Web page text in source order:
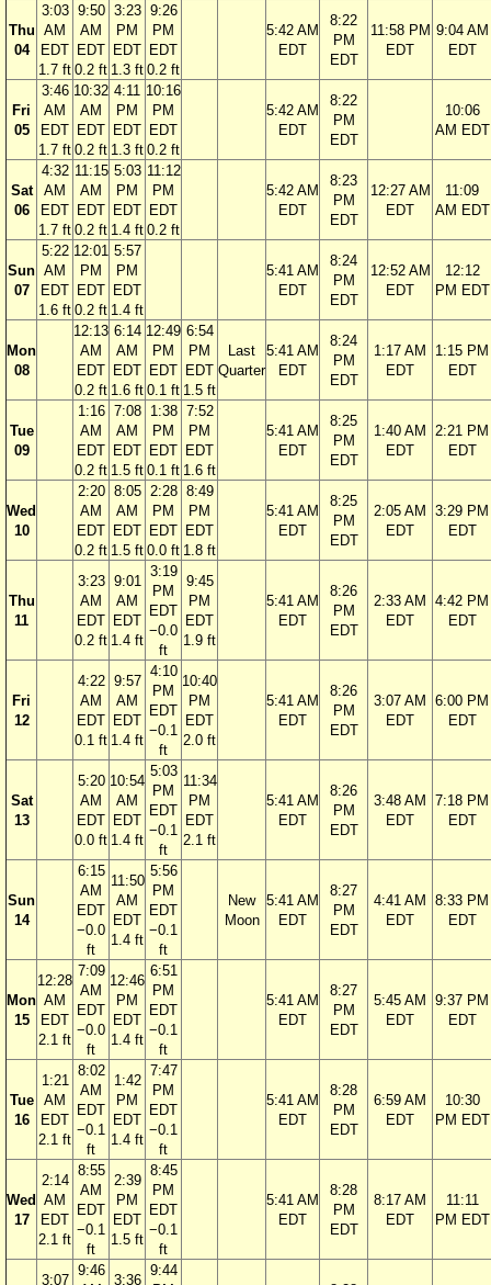
Thu
04
3:03
AM
EDT
1.7 ft
9:50
AM
EDT
0.2 ft
3:23
PM
EDT
1.3 ft
9:26
PM
EDT
0.2 ft
5:42 AM
EDT
8:22
PM
EDT
11:58 PM
EDT
9:04 AM
EDT
Fri
05
3:46
AM
EDT
1.7 ft
10:32
AM
EDT
0.2 ft
4:11
PM
EDT
1.3 ft
10:16
PM
EDT
0.2 ft
5:42 AM
EDT
8:22
PM
EDT
10:06
AM EDT
Sat
06
4:32
AM
EDT
1.7 ft
11:15
AM
EDT
0.2 ft
5:03
PM
EDT
1.4 ft
11:12
PM
EDT
0.2 ft
5:42 AM
EDT
8:23
PM
EDT
12:27 AM
EDT
11:09
AM EDT
Sun
07
5:22
AM
EDT
1.6 ft
12:01
PM
EDT
0.2 ft
5:57
PM
EDT
1.4 ft
5:41 AM
EDT
8:24
PM
EDT
12:52 AM
EDT
12:12
PM EDT
Mon
08
12:13
AM
EDT
0.2 ft
6:14
AM
EDT
1.6 ft
12:49
PM
EDT
0.1 ft
6:54
PM
EDT
1.5 ft
Last
Quarter
5:41 AM
EDT
8:24
PM
EDT
1:17 AM
EDT
1:15 PM
EDT
Tue
09
1:16
AM
EDT
0.2 ft
7:08
AM
EDT
1.5 ft
1:38
PM
EDT
0.1 ft
7:52
PM
EDT
1.6 ft
5:41 AM
EDT
8:25
PM
EDT
1:40 AM
EDT
2:21 PM
EDT
Wed
10
2:20
AM
EDT
0.2 ft
8:05
AM
EDT
1.5 ft
2:28
PM
EDT
0.0 ft
8:49
PM
EDT
1.8 ft
5:41 AM
EDT
8:25
PM
EDT
2:05 AM
EDT
3:29 PM
EDT
Thu
11
3:23
AM
EDT
0.2 ft
9:01
AM
EDT
1.4 ft
3:19
PM
EDT
−0.0
ft
9:45
PM
EDT
1.9 ft
5:41 AM
EDT
8:26
PM
EDT
2:33 AM
EDT
4:42 PM
EDT
Fri
12
4:22
AM
EDT
0.1 ft
9:57
AM
EDT
1.4 ft
4:10
PM
EDT
−0.1
ft
10:40
PM
EDT
2.0 ft
5:41 AM
EDT
8:26
PM
EDT
3:07 AM
EDT
6:00 PM
EDT
Sat
13
5:20
AM
EDT
0.0 ft
10:54
AM
EDT
1.4 ft
5:03
PM
EDT
−0.1
ft
11:34
PM
EDT
2.1 ft
5:41 AM
EDT
8:26
PM
EDT
3:48 AM
EDT
7:18 PM
EDT
Sun
14
6:15
AM
EDT
−0.0
ft
11:50
AM
EDT
1.4 ft
5:56
PM
EDT
−0.1
ft
New
Moon
5:41 AM
EDT
8:27
PM
EDT
4:41 AM
EDT
8:33 PM
EDT
Mon
15
12:28
AM
EDT
2.1 ft
7:09
AM
EDT
−0.0
ft
12:46
PM
EDT
1.4 ft
6:51
PM
EDT
−0.1
ft
5:41 AM
EDT
8:27
PM
EDT
5:45 AM
EDT
9:37 PM
EDT
Tue
16
1:21
AM
EDT
2.1 ft
8:02
AM
EDT
−0.1
ft
1:42
PM
EDT
1.4 ft
7:47
PM
EDT
−0.1
ft
5:41 AM
EDT
8:28
PM
EDT
6:59 AM
EDT
10:30
PM EDT
Wed
17
2:14
AM
EDT
2.1 ft
8:55
AM
EDT
−0.1
ft
2:39
PM
EDT
1.5 ft
8:45
PM
EDT
−0.1
ft
5:41 AM
EDT
8:28
PM
EDT
8:17 AM
EDT
11:11
PM EDT
3:07
9:46
3:36
9:44